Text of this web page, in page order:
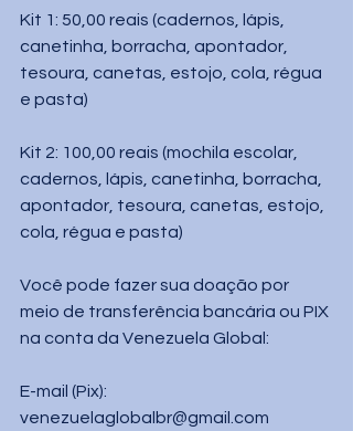
Kit 1: 50,00 reais (cadernos, lápis,
canetinha, borracha, apontador,
tesoura, canetas, estojo, cola, régua
e pasta)
Kit 2: 100,00 reais (mochila escolar,
cadernos, lápis, canetinha, borracha,
apontador, tesoura, canetas, estojo,
cola, régua e pasta)
Você pode fazer sua doação por
meio de transferência bancária ou PIX
na conta da Venezuela Global:
E-mail (Pix):
venezuelaglobalbr@gmail.com